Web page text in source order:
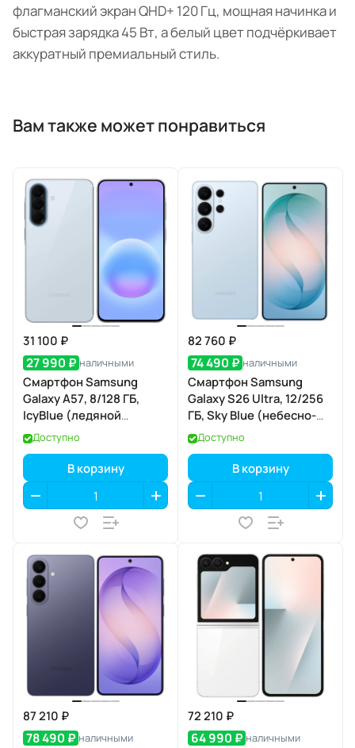
флагманский экран QHD+ 120 Гц, мощная начинка и
быстрая зарядка 45 Вт, а белый цвет подчёркивает
аккуратный премиальный стиль.
Вам также может понравиться
31 100 ₽
27 990 ₽ наличными
Смартфон Samsung
Galaxy A57, 8/128 ГБ,
IcyBlue (ледяной
голубой)
Доступно
В корзину
82 760 ₽
74 490 ₽ наличными
Смартфон Samsung
Galaxy S26 Ultra, 12/256
ГБ, Sky Blue (небесно-
голубой)
Доступно
В корзину
87 210 ₽
78 490 ₽ наличными
72 210 ₽
64 990 ₽ наличными